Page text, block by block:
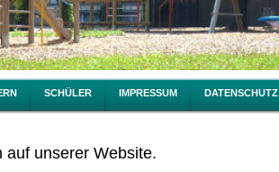
SCHÜLER IMPRESSUM DATENSCHUTZ
auf unserer Website.